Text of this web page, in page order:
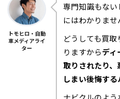
トモヒロ・自動
車メディアライ
ター
専門知識もな
にはわかりませ
どうしても買
りますからディ
取りされたり、
しまい後悔する